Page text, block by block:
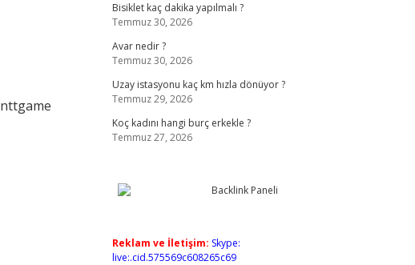
nttgame
Bisiklet kaç dakika yapılmalı ?
Temmuz 30, 2026
Avar nedir ?
Temmuz 30, 2026
Uzay istasyonu kaç km hızla dönüyor ?
Temmuz 29, 2026
Koç kadını hangi burç erkekle ?
Temmuz 27, 2026
Reklam ve İletişim: Skype:
live:.cid.575569c608265c69